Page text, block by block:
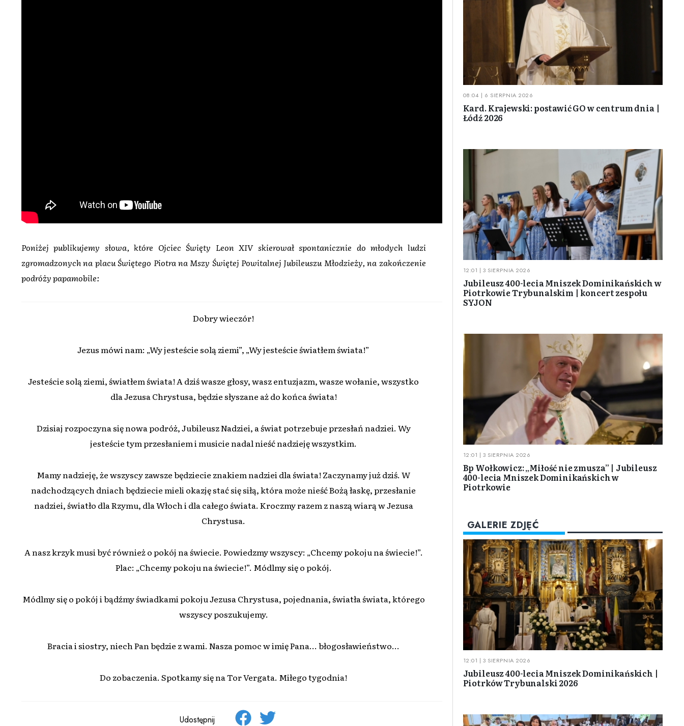
Poniżej publikujemy słowa, które Ojciec Święty Leon XIV skierował spontanicznie do młodych ludzi
zgromadzonych na placu Świętego Piotra na Mszy Świętej Powitalnej Jubileuszu Młodzieży, na zakończenie
podróży papamobile:
Dobry wieczór!
Jezus mówi nam: „Wy jesteście solą ziemi”, „Wy jesteście światłem świata!”
Jesteście solą ziemi, światłem świata! A dziś wasze głosy, wasz entuzjazm, wasze wołanie, wszystko
dla Jezusa Chrystusa, będzie słyszane aż do końca świata!
Dzisiaj rozpoczyna się nowa podróż, Jubileusz Nadziei, a świat potrzebuje przesłań nadziei. Wy
jesteście tym przesłaniem i musicie nadal nieść nadzieję wszystkim.
Mamy nadzieję, że wszyscy zawsze będziecie znakiem nadziei dla świata! Zaczynamy już dziś. W
nadchodzących dniach będziecie mieli okazję stać się siłą, która może nieść Bożą łaskę, przesłanie
nadziei, światło dla Rzymu, dla Włoch i dla całego świata. Kroczmy razem z naszą wiarą w Jezusa
Chrystusa.
A nasz krzyk musi być również o pokój na świecie. Powiedzmy wszyscy: „Chcemy pokoju na świecie!”.
Plac: „Chcemy pokoju na świecie!”. Módlmy się o pokój.
Módlmy się o pokój i bądźmy świadkami pokoju Jezusa Chrystusa, pojednania, światła świata, którego
wszyscy poszukujemy.
Bracia i siostry, niech Pan będzie z wami. Nasza pomoc w imię Pana... błogosławieństwo...
Do zobaczenia. Spotkamy się na Tor Vergata. Miłego tygodnia!
Udostępnij
08:04 | 6 SIERPNIA 2026
Kard. Krajewski: postawić GO w centrum dnia |
Łódź 2026
12:01 | 3 SIERPNIA 2026
Jubileusz 400-lecia Mniszek Dominikańskich w
Piotrkowie Trybunalskim | koncert zespołu
SYJON
12:01 | 3 SIERPNIA 2026
Bp Wołkowicz: „Miłość nie zmusza” | Jubileusz
400-lecia Mniszek Dominikańskich w
Piotrkowie
GALERIE ZDJĘĆ
12:01 | 3 SIERPNIA 2026
Jubileusz 400-lecia Mniszek Dominikańskich |
Piotrków Trybunalski 2026